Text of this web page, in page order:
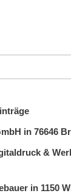
in 76646
&
in 1150